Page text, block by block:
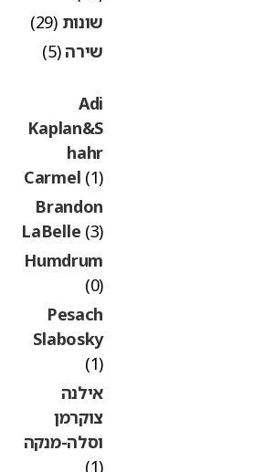
שונות(29)
שירה(5)
Kaplan&S
hahr
Carmel
Brandon
LaBelle
Humdrum
Pesach
Slabosky
אילנה
צוקרמן
וסלה-מנקה